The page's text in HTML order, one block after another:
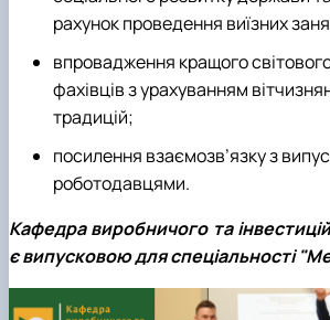
рахунок проведення виїзних
впровадження кращого
фахівців з урахуванням
традицій;
посилення взаємозв’язку з
роботодавцями.
Кафедра виробничого та
є випусковою для спеціальності